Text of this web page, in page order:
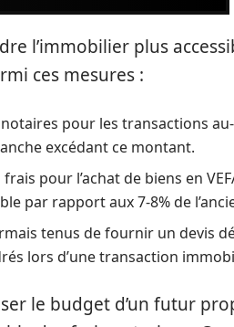
l’immobilier plus
ces mesures :
pour les transactions
excédant ce montant.
frais pour l’achat de biens en
par rapport aux 7-8% de
tenus de fournir un devis
lors d’une transaction
le budget d’un futur